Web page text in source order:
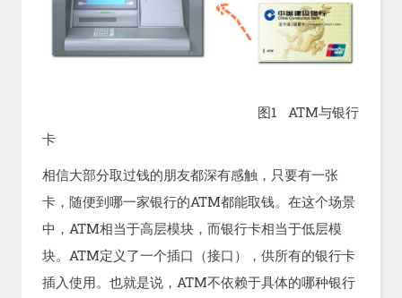
图1 ATM与银行
卡
相信大部分取过钱的朋友都深有感触，只要有一张
卡，随便到哪一家银行的ATM都能取钱。在这个场景
中，ATM相当于高层模块，而银行卡相当于低层模
块。ATM定义了一个插口（接口），供所有的银行卡
插入使用。也就是说，ATM不依赖于具体的哪种银行